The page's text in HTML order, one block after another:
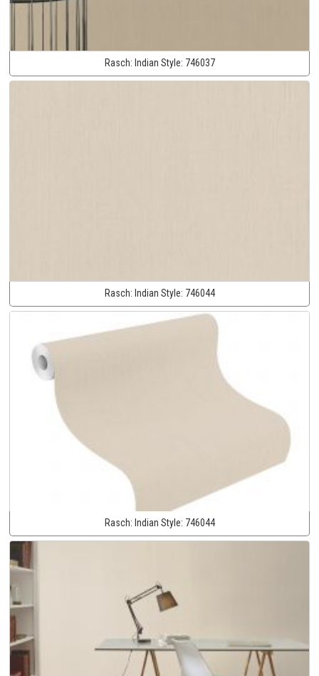
Rasch: Indian Style: 746037
Rasch: Indian Style: 746044
Rasch: Indian Style: 746044